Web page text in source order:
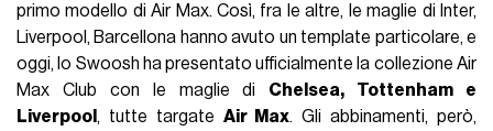
primo modello di Air Max. Così, fra le altre, le maglie di Inter,
Liverpool, Barcellona hanno avuto un template particolare, e
oggi, lo Swoosh ha presentato ufficialmente la collezione Air
Max Club con le maglie di Chelsea, Tottenham e
Liverpool , tutte targate Air Max. Gli abbinamenti, però,